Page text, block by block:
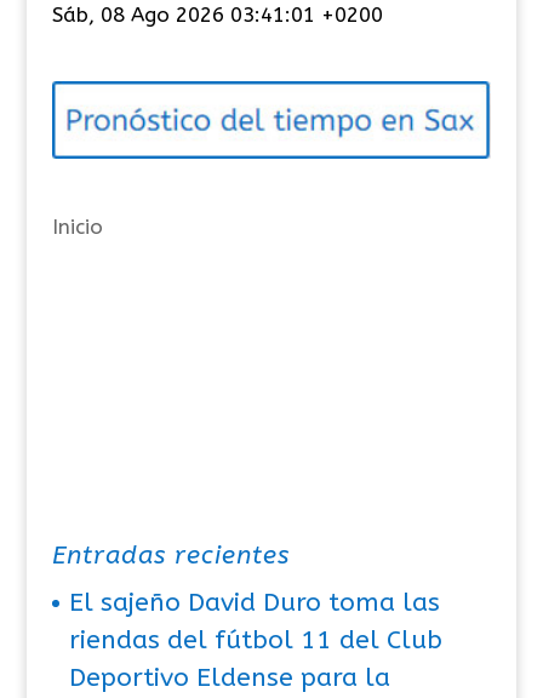
e
o
í
s
Sáb, 08 Ago 2026 03:41:02 +0200
Inicio
Entradas recientes
El sajeño David Duro toma las
riendas del fútbol 11 del Club
Deportivo Eldense para la